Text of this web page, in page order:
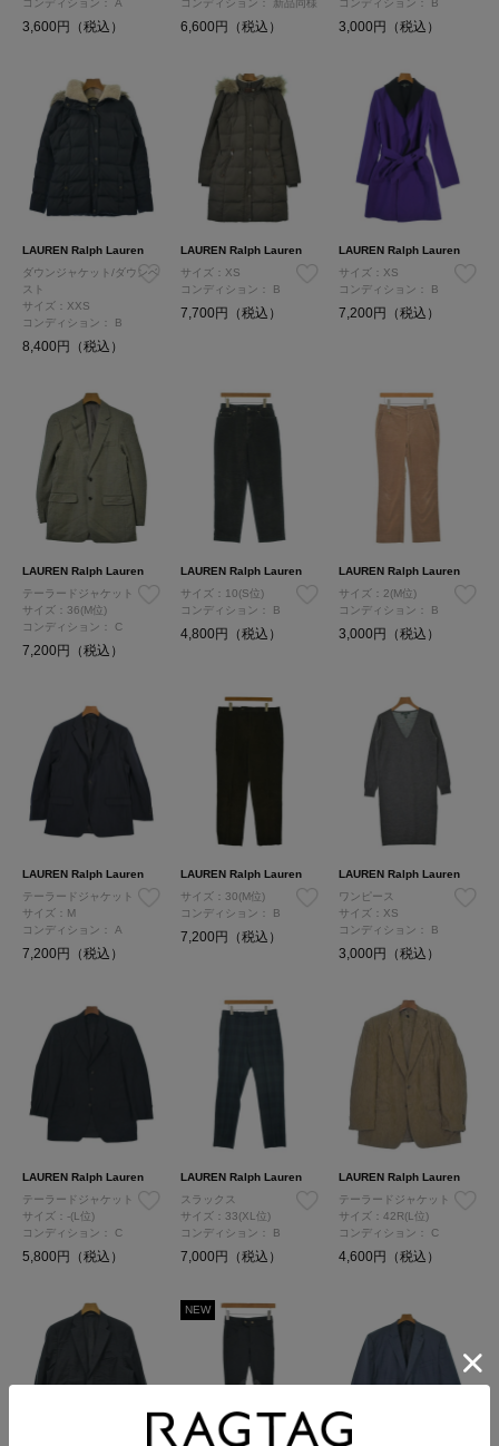
コンディション： A
3,600円（税込）
コンディション：
新品同様
6,600円（税込）
コンディション：
B
3,000円（税込）
LAUREN Ralph Lauren
ダウンジャケット/ダウンベ
スト
サイズ：XXS
コンディション： B
8,400円（税込）
LAUREN Ralph Lauren
サイズ：XS
コンディション：
B
7,700円（税込）
LAUREN Ralph Lauren
サイズ：XS
コンディション：
B
7,200円（税込）
LAUREN Ralph Lauren
テーラードジャケット
サイズ：36(M位)
コンディション： C
7,200円（税込）
LAUREN Ralph Lauren
サイズ：10(S位)
コンディション：
B
4,800円（税込）
LAUREN Ralph Lauren
サイズ：2(M位)
コンディション：
B
3,000円（税込）
LAUREN Ralph Lauren
テーラードジャケット
サイズ：M
コンディション： A
7,200円（税込）
LAUREN Ralph Lauren
サイズ：30(M位)
コンディション：
B
7,200円（税込）
LAUREN Ralph Lauren
ワンピース
サイズ：XS
コンディション：
B
3,000円（税込）
LAUREN Ralph Lauren
テーラードジャケット
サイズ：-(L位)
コンディション： C
5,800円（税込）
LAUREN Ralph Lauren
スラックス
サイズ：33(XL位)
コンディション：
B
7,000円（税込）
LAUREN Ralph Lauren
テーラードジャケット
サイズ：42R(L位)
コンディション： C
4,600円（税込）
NEW